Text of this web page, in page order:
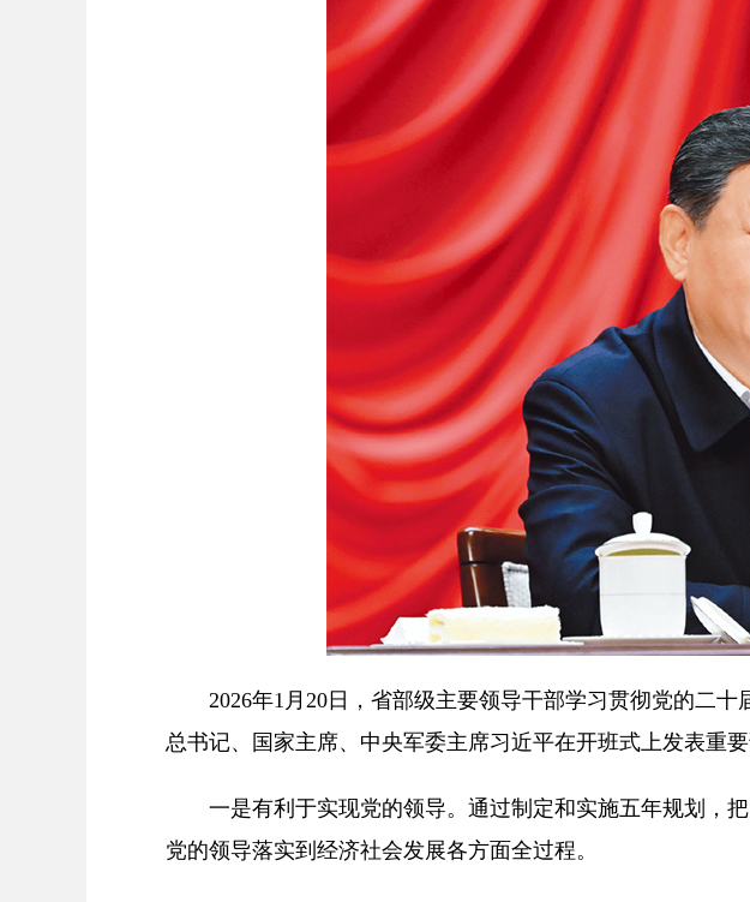
2026年1月20日，省部级主要领导干部学习贯彻党的二
总书记、国家主席、中央军委主席习近平在开班式上发表重
一是有利于实现党的领导。通过制定和实施五年规划，把
党的领导落实到经济社会发展各方面全过程。